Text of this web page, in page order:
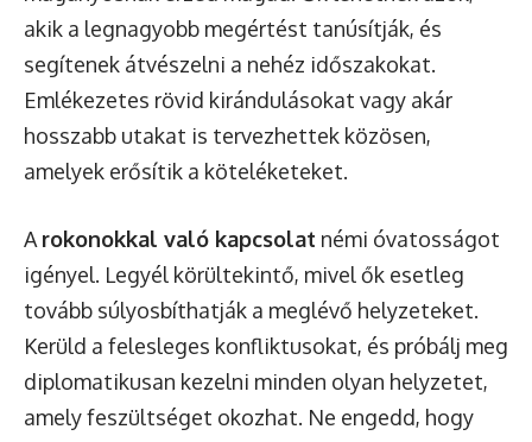
akik a legnagyobb megértést tanúsítják, és
segítenek átvészelni a nehéz időszakokat.
Emlékezetes rövid kirándulásokat vagy akár
hosszabb utakat is tervezhettek közösen,
amelyek erősítik a köteléketeket.
A rokonokkal való kapcsolat némi óvatosságot
igényel. Legyél körültekintő, mivel ők esetleg
tovább súlyosbíthatják a meglévő helyzeteket.
Kerüld a felesleges konfliktusokat, és próbálj meg
diplomatikusan kezelni minden olyan helyzetet,
amely feszültséget okozhat. Ne engedd, hogy